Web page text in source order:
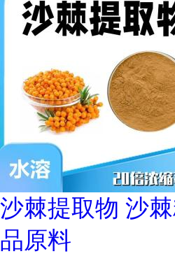
沙棘提取物 沙
品原料